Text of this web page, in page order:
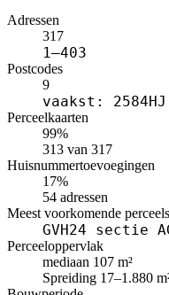
Adressen
317
1–403
Postcodes
9
vaakst: 2584HJ
Perceelkaarten
99%
313 van 317
Huisnummertoevoegingen
17%
54 adressen
Meest voorkomende
GVH24 sectie
Perceeloppervlak
mediaan 107 m²
Spreiding 17–1.880